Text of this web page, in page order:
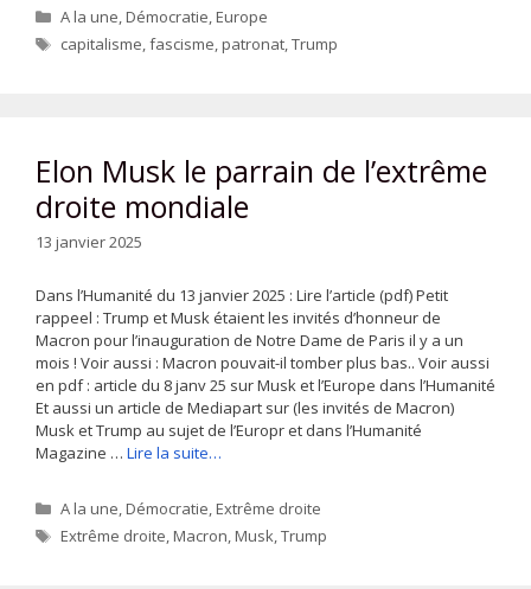
Catégories
A la une,Démocratie,Europe
Étiquettes
capitalisme,fascisme,patronat,Trump
Elon Musk le parrain de l’extrême
droite mondiale
13 janvier 2025
Dans l’Humanité du 13 janvier 2025 : Lire l’article (pdf) Petit
rappeel : Trump et Musk étaient les invités d’honneur de
Macron pour l’inauguration de Notre Dame de Paris il y a un
mois ! Voir aussi : Macron pouvait-il tomber plus bas.. Voir aussi
en pdf : article du 8 janv 25 sur Musk et l’Europe dans l’Humanité
Et aussi un article de Mediapart sur (les invités de Macron)
Musk et Trump au sujet de l’Europr et dans l’Humanité
Magazine … Lire la suite…
Catégories
A la une,Démocratie,Extrême droite
Étiquettes
Extrême droite,Macron,Musk,Trump